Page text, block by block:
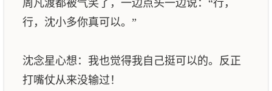
周凡渡都被气笑了，一边点头一边说：“行，
行，沈小多你真可以。”
沈念星心想：我也觉得我自己挺可以的。反正
打嘴仗从来没输过！